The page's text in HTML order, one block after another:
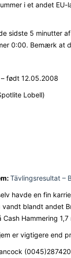
i et andet
sidste 5 minutter
0:00. Bemærk
– født 12.05.2008
Lobell)
Tävlingsresultat –
havde en fin
vandt blandt andet
Hammering 1,7
er vigtigere end